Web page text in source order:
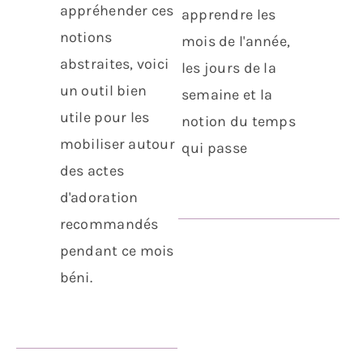
appréhender ces
notions
abstraites, voici
un outil bien
utile pour les
mobiliser autour
des actes
d'adoration
recommandés
pendant ce mois
béni.
apprendre les
mois de l'année,
les jours de la
semaine et la
notion du temps
qui passe